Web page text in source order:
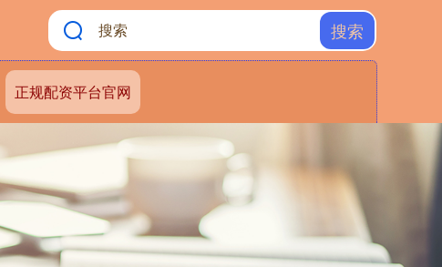
搜索
正规配资平台官网